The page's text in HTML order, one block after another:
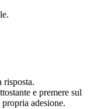
risposta.
e premere sul
adesione.